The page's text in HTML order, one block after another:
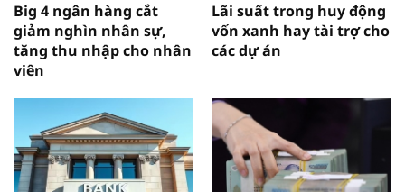
Big 4 ngân hàng cắt
giảm nghìn nhân sự,
tăng thu nhập cho nhân
viên
Lãi suất trong huy động
vốn xanh hay tài trợ cho
các dự án